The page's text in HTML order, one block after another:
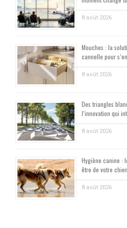
8 août 2026
Mouches : la
cannelle pour
8 août 2026
Des triangles
l’innovation qui
8 août 2026
Hygiène canine :
être de votre chien
8 août 2026